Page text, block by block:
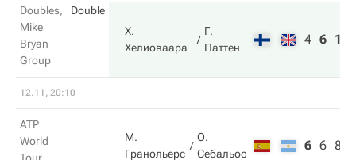
Doubles,
Mike
Bryan
Group
Double
Х.
Хелиоваара
Г.
Паттен
4 6 12
12.11, 20:10
ATP
World
М.
Гранольерс
О.
Себальос
6 6 8